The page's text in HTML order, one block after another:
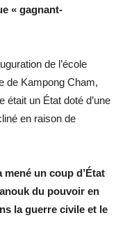
« gagnant-
de l’école
de Kampong Cham,
était un État doté d’une
en raison de
un coup d’État
du pouvoir en
la guerre civile et le